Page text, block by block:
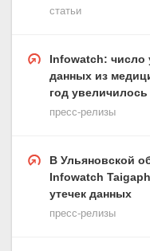
статьи
Infowatch: число
данных из
год
пресс-релизы
В Ульяновской
Infowatch
утечек данных
пресс-релизы